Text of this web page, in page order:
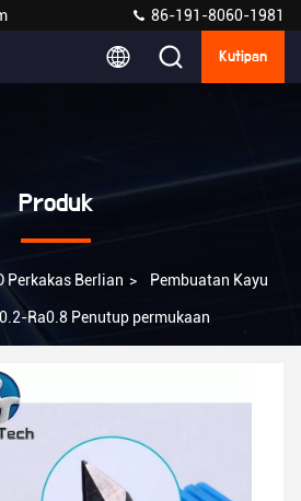
86-191-8060-1981
Kutipan
Produk
Perkakas Berlian > Pembuatan Kayu
Ra0.8 Penutup permukaan